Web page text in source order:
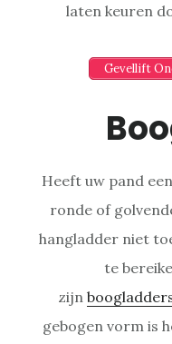
laten keuren
Gevellift
Heeft uw pand
ronde of
hangladder niet
te
zijn
gebogen vorm is